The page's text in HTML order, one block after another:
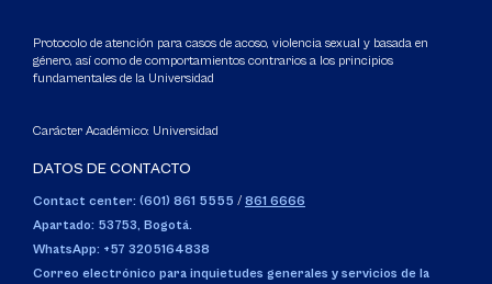
Protocolo de atención para casos de acoso, violencia sexual y basada en
género, así como de comportamientos contrarios a los principios
fundamentales de la Universidad
Carácter Académico: Universidad
DATOS DE CONTACTO
Contact center: (601) 861 5555 / 861 6666
Apartado: 53753, Bogotá.
WhatsApp: +57 3205164838
Correo electrónico para inquietudes generales y servicios de la